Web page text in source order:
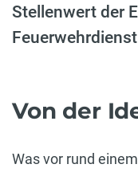
Stellenwert der
Von der
Was vor rund